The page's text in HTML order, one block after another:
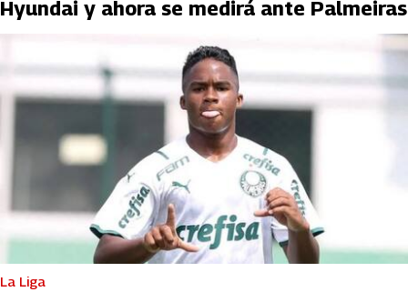
Hyundai y ahora se medirá ante Palmeiras
La Liga